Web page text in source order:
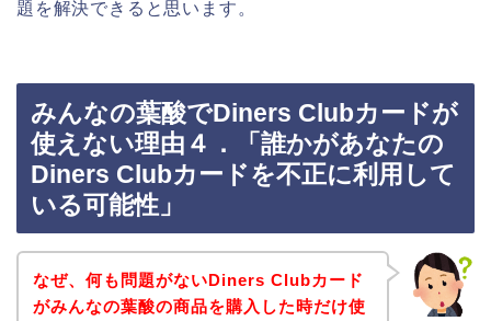
題を解決できると思います。
みんなの葉酸でDiners Clubカードが
使えない理由４．「誰かがあなたの
Diners Clubカードを不正に利用して
いる可能性」
なぜ、何も問題がないDiners Clubカード
がみんなの葉酸の商品を購入した時だけ使